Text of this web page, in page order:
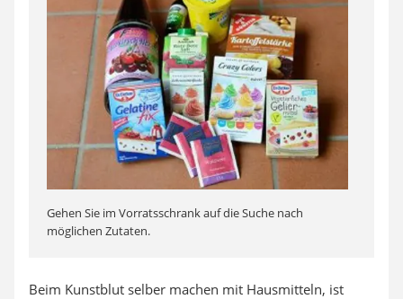
Gehen Sie im Vorratsschrank auf die Suche nach
möglichen Zutaten.
Beim Kunstblut selber machen mit Hausmitteln, ist